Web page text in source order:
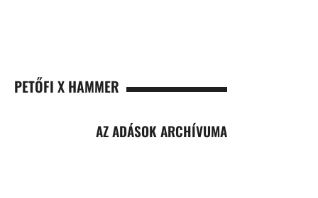
PETŐFI X HAMMER
AZ ADÁSOK ARCHÍVUMA